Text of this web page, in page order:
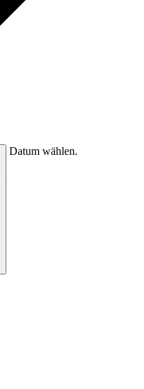
Datum wählen.